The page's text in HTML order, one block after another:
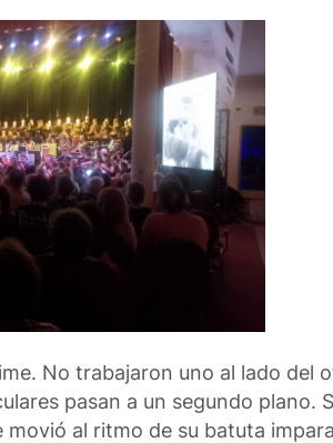
No trabajaron uno al lado del
pasan a un segundo plano.
al ritmo de su batuta